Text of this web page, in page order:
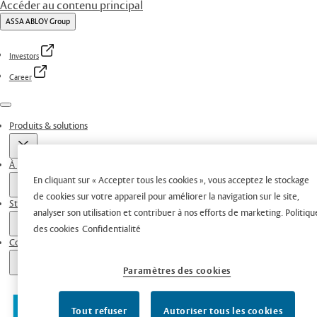
Accéder au contenu principal
ASSA ABLOY Group
Investors
Career
Menu
Produits & solutions
À propos de nous
Stories
Contacts
En cliquant sur « Accepter tous les cookies », vous acceptez le stockage
de cookies sur votre appareil pour améliorer la navigation sur le site,
analyser son utilisation et contribuer à nos efforts de marketing.
des cookies Confidentialité
Paramètres des cookies
Tout refuser Autoriser tous les cookies